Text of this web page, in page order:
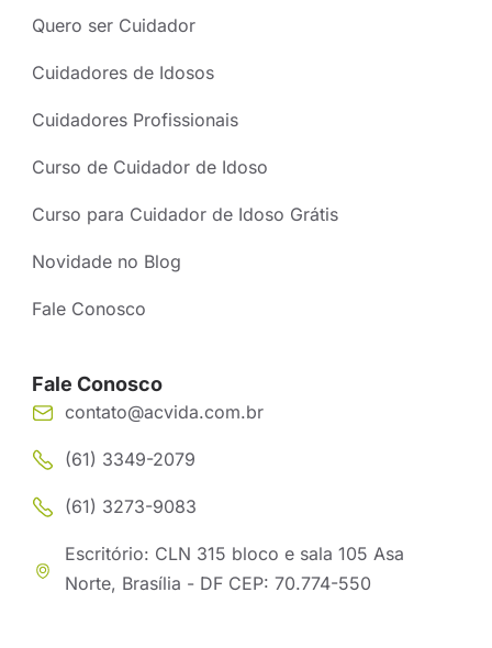
Quero ser Cuidador
Cuidadores de Idosos
Cuidadores Profissionais
Curso de Cuidador de Idoso
Curso para Cuidador de Idoso Grátis
Novidade no Blog
Fale Conosco
Fale Conosco
contato@acvida.com.br
(61) 3349-2079
(61) 3273-9083
Escritório: CLN 315 bloco e sala 105 Asa
Norte, Brasília - DF CEP: 70.774-550